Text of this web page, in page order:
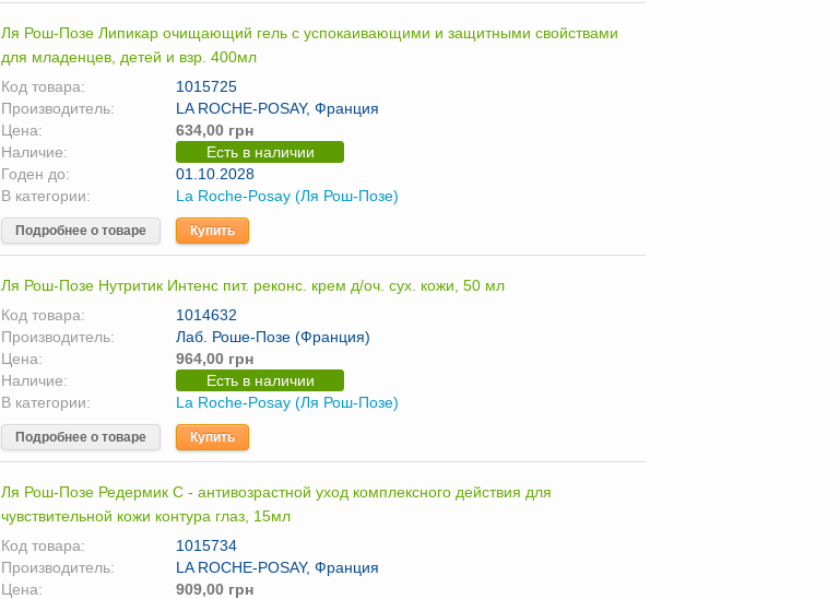
Ля Рош-Позе Липикар очищающий гель с успокаивающими и защитными свойствами
для младенцев, детей и взр. 400мл
Код товара:
1015725
Производитель:
LA ROCHE-POSAY, Франция
Цена:
634,00 грн
Наличие:
Есть в наличии
Годен до:
01.10.2028
В категории:
La Roche-Posay (Ля Рош-Позе)
Подробнее о товаре Купить
Ля Рош-Позе Нутритик Интенс пит. реконс. крем д/оч. сух. кожи, 50 мл
Код товара:
1014632
Производитель:
Лаб. Роше-Позе (Франция)
Цена:
964,00 грн
Наличие:
Есть в наличии
В категории:
La Roche-Posay (Ля Рош-Позе)
Подробнее о товаре Купить
Ля Рош-Позе Редермик С - антивозрастной уход комплексного действия для
чувствительной кожи контура глаз, 15мл
Код товара:
1015734
Производитель:
LA ROCHE-POSAY, Франция
Цена:
909,00 грн